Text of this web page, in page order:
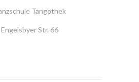
Tangothek
Engelsbyer Str. 66